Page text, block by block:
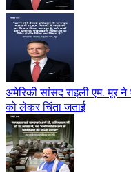
अमेरिकी सांसद राइली एम. मूर ने
को लेकर चिंता जताई